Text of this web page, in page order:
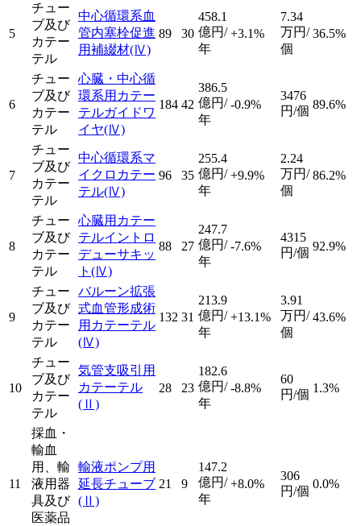
5
チュー
ブ及び
カテー
テル
中心循環系血
管内塞栓促進
用補綴材(Ⅳ)
89 30
458.1
億円/
年
+3.1%
7.34
万円/
個
36.5%
6
チュー
ブ及び
カテー
テル
心臓・中心循
環系用カテー
テルガイドワ
イヤ(Ⅳ)
184 42
386.5
億円/
年
-0.9%
3476
円/個 89.6%
7
チュー
ブ及び
カテー
テル
中心循環系マ
イクロカテー
テル(Ⅳ)
96 35
255.4
億円/
年
+9.9%
2.24
万円/
個
86.2%
8
チュー
ブ及び
カテー
テル
心臓用カテー
テルイントロ
デューサキッ
ト (Ⅳ)
88 27
247.7
億円/
年
-7.6%
4315
円/個 92.9%
9
チュー
ブ及び
カテー
テル
バルーン拡張
式血管形成術
用カテーテル
(Ⅳ)
132 31
213.9
億円/
年
+13.1%
3.91
万円/
個
43.6%
10
チュー
ブ及び
カテー
テル
気管支吸引用
カテーテル
(Ⅱ)
28 23
182.6
億円/
年
-8.8%
60
円/個 1.3%
11
採血・
輸血
用、輸
液用器
具及び
医薬品
輸液ポンプ用
延長チューブ
(Ⅱ)
21 9
147.2
億円/
年
+8.0%
306
円/個
0.0%